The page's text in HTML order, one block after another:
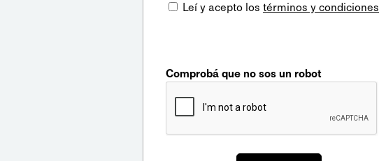
Leí y acepto los términos y condiciones
Comprobá que no sos un robot